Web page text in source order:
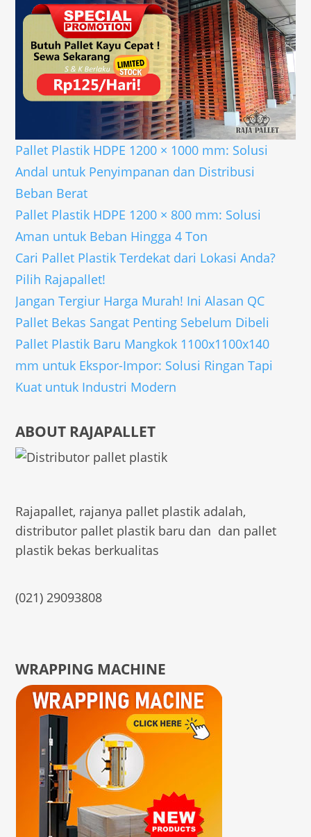
Pallet Plastik HDPE 1200 × 1000 mm: Solusi
Andal untuk Penyimpanan dan Distribusi
Beban Berat
Pallet Plastik HDPE 1200 × 800 mm: Solusi
Aman untuk Beban Hingga 4 Ton
Cari Pallet Plastik Terdekat dari Lokasi Anda?
Pilih Rajapallet!
Jangan Tergiur Harga Murah! Ini Alasan QC
Pallet Bekas Sangat Penting Sebelum Dibeli
Pallet Plastik Baru Mangkok 1100x1100x140
mm untuk Ekspor-Impor: Solusi Ringan Tapi
Kuat untuk Industri Modern
ABOUT RAJAPALLET
Rajapallet, rajanya pallet plastik adalah,
distributor pallet plastik baru dan dan pallet
plastik bekas berkualitas
(021) 29093808
WRAPPING MACHINE